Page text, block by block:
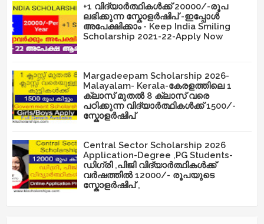
+1 വിദ്യാർത്ഥികൾക്ക് 20000/-രൂപ
ലഭിക്കുന്ന സ്കോളർഷിപ് -ഇപ്പോൾ
അപേക്ഷിക്കാം - Keep India Smiling
Scholarship 2021-22-Apply Now
Margadeepam Scholarship 2026-
Malayalam- Kerala-കേരളത്തിലെ 1
ക്ലാസ് മുതൽ 8 ക്ലാസ് വരെ
പഠിക്കുന്ന വിദ്യാർത്ഥികൾക്ക് 1500/-
സ്കോളർഷിപ്
Central Sector Scholarship 2026
Application-Degree ,PG Students-
ഡിഗ്രി ,പിജി വിദ്യാർത്ഥികൾക്ക്
വർഷത്തിൽ 12000/- രൂപയുടെ
സ്കോളർഷിപ് ,